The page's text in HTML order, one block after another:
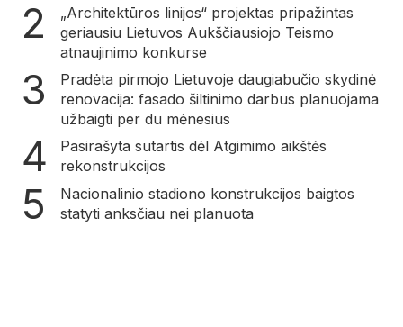
„Architektūros linijos“ projektas pripažintas
geriausiu Lietuvos Aukščiausiojo Teismo
atnaujinimo konkurse
Pradėta pirmojo Lietuvoje daugiabučio skydinė
renovacija: fasado šiltinimo darbus planuojama
užbaigti per du mėnesius
Pasirašyta sutartis dėl Atgimimo aikštės
rekonstrukcijos
Nacionalinio stadiono konstrukcijos baigtos
statyti anksčiau nei planuota